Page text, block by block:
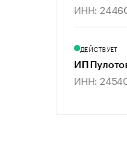
ИНН:
ДЕЙСТВУЕТ
ИП
ИНН: